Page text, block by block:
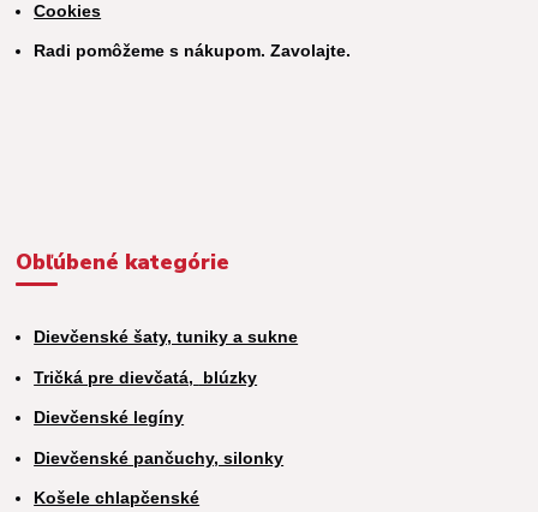
Cookies
Radi pomôžeme s nákupom. Zavolajte.
Obľúbené kategórie
Dievčenské šaty, tuniky a sukne
Tričká pre dievčatá, blúzky
Dievčenské legíny
Dievčenské pančuchy, silonky
Košele chlapčenské